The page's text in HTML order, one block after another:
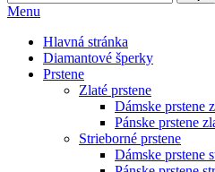
Menu
Hlavná stránka
Diamantové šperky
Prstene
Zlaté prstene
Dámske prstene
Pánske prstene
Strieborné prstene
Dámske prstene